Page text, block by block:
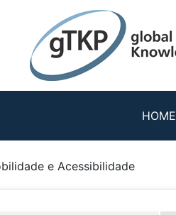
HOME
e Acessibilidade